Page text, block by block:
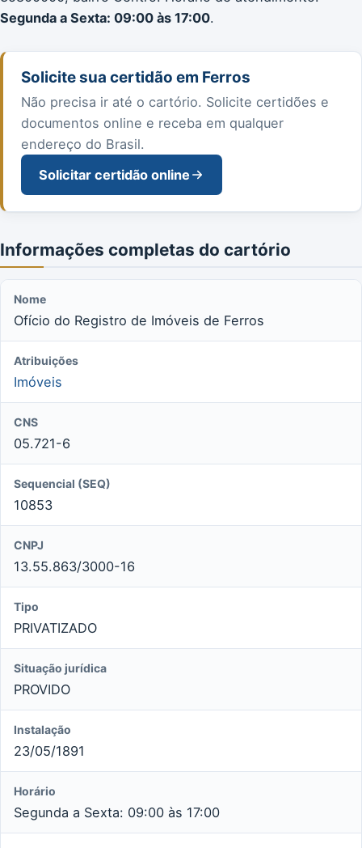
Segunda a Sexta: 09:00 às 17:00.
Solicite sua certidão em Ferros
Não precisa ir até o cartório. Solicite certidões e
documentos online e receba em qualquer
endereço do Brasil.
Solicitar certidão online
Informações completas do cartório
Nome
Ofício do Registro de Imóveis de Ferros
Atribuições
Imóveis
CNS
05.721-6
Sequencial (SEQ)
10853
CNPJ
13.55.863/3000-16
Tipo
PRIVATIZADO
Situação jurídica
PROVIDO
Instalação
23/05/1891
Horário
Segunda a Sexta: 09:00 às 17:00